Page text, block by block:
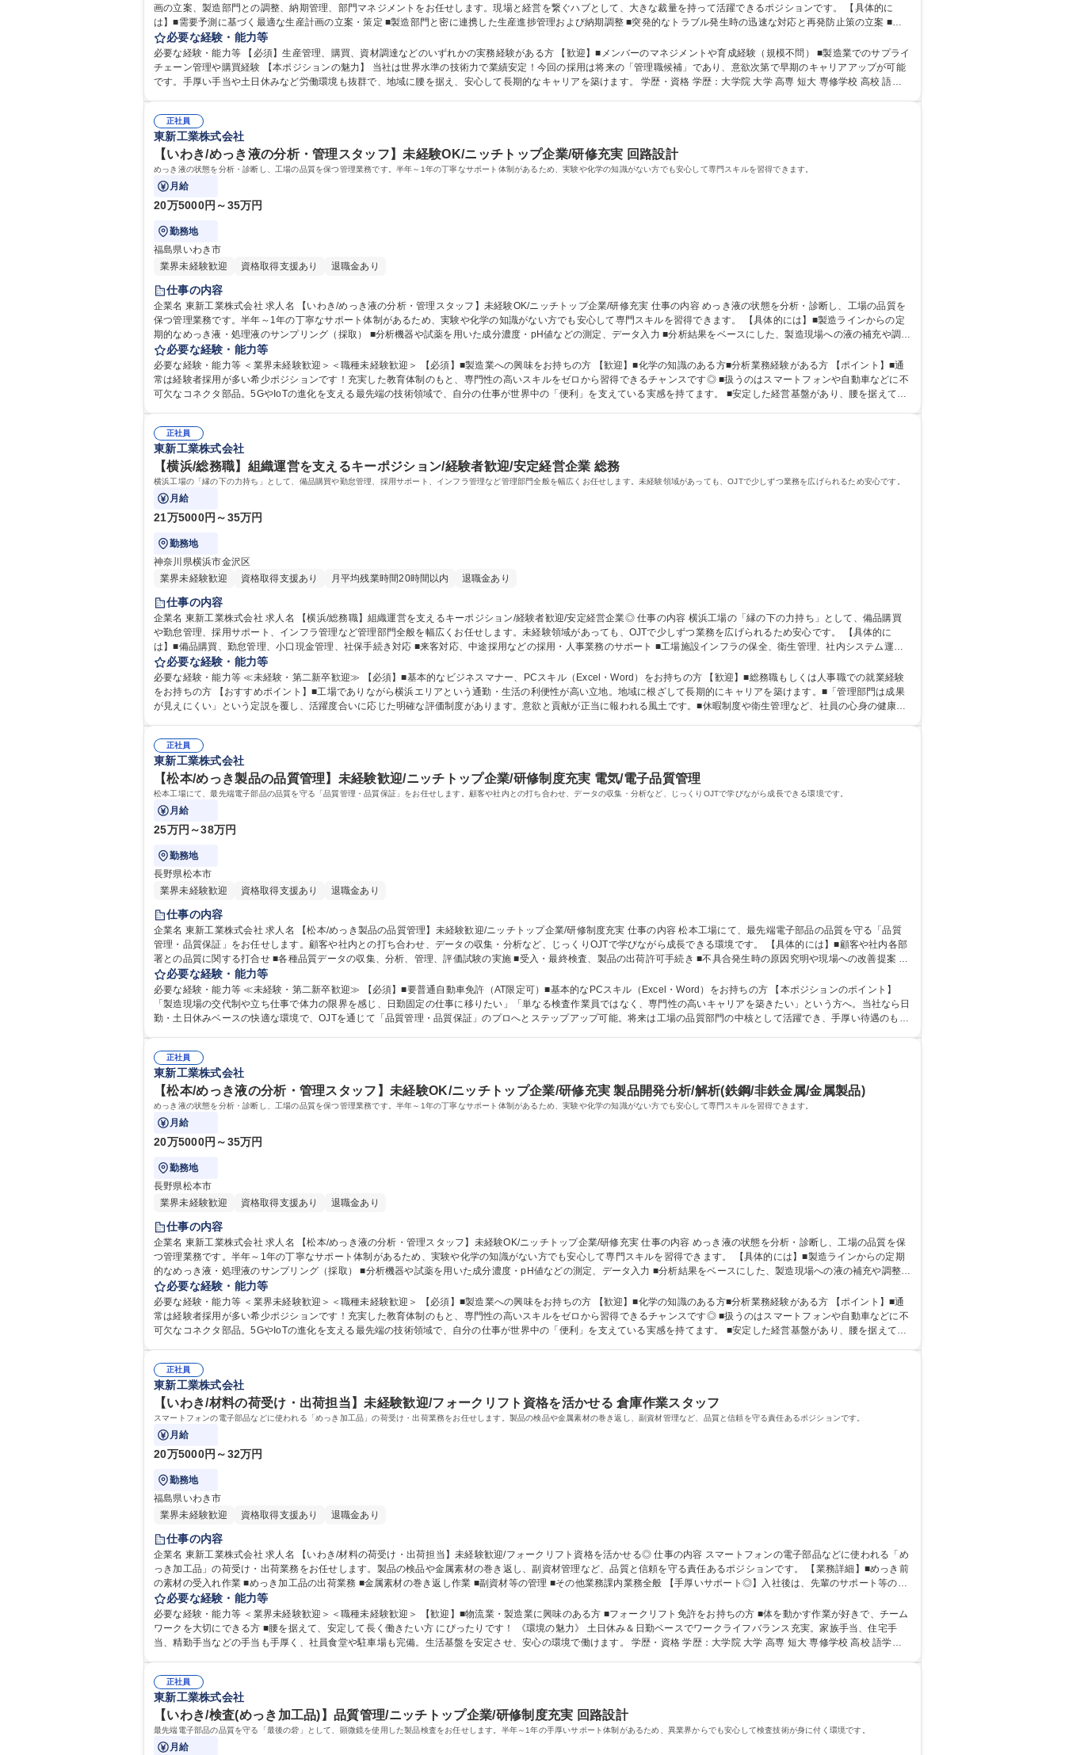
画の立案、製造部門との調整、納期管理、部門マネジメントをお任せします。現場と経営を繋ぐハブとして、大きな裁量を持って活躍できるポジションです。 【具体的に
は】■需要予測に基づく最適な生産計画の立案・策定 ■製造部門と密に連携した生産進捗管理および納期調整 ■突発的なトラブル発生時の迅速な対応と再発防止策の立案 ■部
門メンバーの指導、育成、目標設定、評価などのマネジメント業務 など ※経営陣との距離が近く、現場の声を直接事業運営に反映させることができます。 ※ゆくゆくは、管
理職として組織を牽引していただくことを期待します。 募集職種 【松本/事務職（管理職候補）】生産管理事務／転勤無し／安定経営企業◎
必要な経験・能力等
必要な経験・能力等 【必須】生産管理、購買、資材調達などのいずれかの実務経験がある方 【歓迎】■メンバーのマネジメントや育成経験（規模不問） ■製造業でのサプライ
チェーン管理や購買経験 【本ポジションの魅力】 当社は世界水準の技術力で業績安定！今回の採用は将来の「管理職候補」であり、意欲次第で早期のキャリアアップが可能
です。手厚い手当や土日休みなど労働環境も抜群で、地域に腰を据え、安心して長期的なキャリアを築けます。 学歴・資格 学歴：大学院 大学 高専 短大 専修学校 高校 語学
正社員
東新工業株式会社
【いわき/めっき液の分析・管理スタッフ】未経験OK/ニッチトップ企業/研修充実 回路設計
めっき液の状態を分析・診断し、工場の品質を保つ管理業務です。半年～1年の丁寧なサポート体制があるため、実験や化学の知識がない方でも安心して専門スキルを習得できます。
月給
20万5000円～35万円
勤務地
福島県いわき市
業界未経験歓迎
資格取得支援あり 退職金あり
仕事の内容
企業名 東新工業株式会社 求人名 【いわき/めっき液の分析・管理スタッフ】未経験OK/ニッチトップ企業/研修充実 仕事の内容 めっき液の状態を分析・診断し、工場の品質を
保つ管理業務です。半年～1年の丁寧なサポート体制があるため、実験や化学の知識がない方でも安心して専門スキルを習得できます。 【具体的には】■製造ラインからの定
期的なめっき液・処理液のサンプリング（採取） ■分析機器や試薬を用いた成分濃度・pH値などの測定、データ入力 ■分析結果をベースにした、製造現場への液の補充や調整
に関する調整連絡 ■新しいめっき液の導入テスト、液の寿命を延ばすための改善活動 ※日勤のみ＆残業少なめ。冷暖房完備の快適なラボ（試験室）でのコツコツとした作業
が中心です。 募集職種 【いわき/めっき液の分析・管理スタッフ】未経験OK/ニッチトップ企業/研修充実
必要な経験・能力等
必要な経験・能力等 ＜業界未経験歓迎＞＜職種未経験歓迎＞ 【必須】■製造業への興味をお持ちの方 【歓迎】■化学の知識のある方■分析業務経験がある方 【ポイント】■通
常は経験者採用が多い希少ポジションです！充実した教育体制のもと、専門性の高いスキルをゼロから習得できるチャンスです◎ ■扱うのはスマートフォンや自動車などに不
可欠なコネクタ部品。5GやIoTの進化を支える最先端の技術領域で、自分の仕事が世界中の「便利」を支えている実感を持てます。 ■安定した経営基盤があり、腰を据えて働
正社員
東新工業株式会社
【横浜/総務職】組織運営を支えるキーポジション/経験者歓迎/安定経営企業 総務
横浜工場の「縁の下の力持ち」として、備品購買や勤怠管理、採用サポート、インフラ管理など管理部門全般を幅広くお任せします。未経験領域があっても、OJTで少しずつ業務を広げられるため安心です。
月給
21万5000円～35万円
勤務地
神奈川県横浜市金沢区
業界未経験歓迎
資格取得支援あり 月平均残業時間20時間以内 退職金あり
仕事の内容
企業名 東新工業株式会社 求人名 【横浜/総務職】組織運営を支えるキーポジション/経験者歓迎/安定経営企業◎ 仕事の内容 横浜工場の「縁の下の力持ち」として、備品購買
や勤怠管理、採用サポート、インフラ管理など管理部門全般を幅広くお任せします。未経験領域があっても、OJTで少しずつ業務を広げられるため安心です。 【具体的に
は】■備品購買、勤怠管理、小口現金管理、社保手続き対応 ■来客対応、中途採用などの採用・人事業務のサポート ■工場施設インフラの保全、衛生管理、社内システム運用
保守 ※総務・人事・施設管理と多岐にわたるスキルを段階的に習得。将来は工場の管理部門を牽引するリーダーへと成長を期待します。できる限り業務をチームで分担し、
円滑に進めます。 募集職種 【横浜/総務職】組織運営を支えるキーポジション/経験者歓迎/安定経営企業◎
必要な経験・能力等
必要な経験・能力等 ≪未経験・第二新卒歓迎≫ 【必須】■基本的なビジネスマナー、PCスキル（Excel・Word）をお持ちの方 【歓迎】■総務職もしくは人事職での就業経験
をお持ちの方 【おすすめポイント】■工場でありながら横浜エリアという通勤・生活の利便性が高い立地。地域に根ざして長期的にキャリアを築けます。■「管理部門は成果
が見えにくい」という定説を覆し、活躍度合いに応じた明確な評価制度があります。意欲と貢献が正当に報われる風土です。■休暇制度や衛生管理など、社員の心身の健康を
正社員
東新工業株式会社
【松本/めっき製品の品質管理】未経験歓迎/ニッチトップ企業/研修制度充実 電気/電子品質管理
松本工場にて、最先端電子部品の品質を守る「品質管理・品質保証」をお任せします。顧客や社内との打ち合わせ、データの収集・分析など、じっくりOJTで学びながら成長できる環境です。
月給
25万円～38万円
勤務地
長野県松本市
業界未経験歓迎
資格取得支援あり 退職金あり
仕事の内容
企業名 東新工業株式会社 求人名 【松本/めっき製品の品質管理】未経験歓迎/ニッチトップ企業/研修制度充実 仕事の内容 松本工場にて、最先端電子部品の品質を守る「品質
管理・品質保証」をお任せします。顧客や社内との打ち合わせ、データの収集・分析など、じっくりOJTで学びながら成長できる環境です。 【具体的には】■顧客や社内各部
署との品質に関する打合せ ■各種品質データの収集、分析、管理、評価試験の実施 ■受入・最終検査、製品の出荷許可手続き ■不具合発生時の原因究明や現場への改善提案 ※
まずは先輩のアシスタントからスタート。半年～1年かけてじっくり業務の流れを学ぶ研修制度があるため、未経験からでも専門性の高い品質管理のスキルを習得できます。
募集職種 【松本/めっき製品の品質管理】未経験歓迎/ニッチトップ企業/研修制度充実
必要な経験・能力等
必要な経験・能力等 ≪未経験・第二新卒歓迎≫ 【必須】■要普通自動車免許（AT限定可）■基本的なPCスキル（Excel・Word）をお持ちの方 【本ポジションのポイント】
「製造現場の交代制や立ち仕事で体力の限界を感じ、日勤固定の仕事に移りたい」「単なる検査作業員ではなく、専門性の高いキャリアを築きたい」という方へ。当社なら日
勤・土日休みベースの快適な環境で、OJTを通じて「品質管理・品質保証」のプロへとステップアップ可能。将来は工場の品質部門の中核として活躍でき、手厚い待遇のもと
正社員
東新工業株式会社
【松本/めっき液の分析・管理スタッフ】未経験OK/ニッチトップ企業/研修充実 製品開発分析/解析(鉄鋼/非鉄金属/金属製品)
めっき液の状態を分析・診断し、工場の品質を保つ管理業務です。半年～1年の丁寧なサポート体制があるため、実験や化学の知識がない方でも安心して専門スキルを習得できます。
月給
20万5000円～35万円
勤務地
長野県松本市
業界未経験歓迎
資格取得支援あり 退職金あり
仕事の内容
企業名 東新工業株式会社 求人名 【松本/めっき液の分析・管理スタッフ】未経験OK/ニッチトップ企業/研修充実 仕事の内容 めっき液の状態を分析・診断し、工場の品質を保
つ管理業務です。半年～1年の丁寧なサポート体制があるため、実験や化学の知識がない方でも安心して専門スキルを習得できます。 【具体的には】■製造ラインからの定期
的なめっき液・処理液のサンプリング（採取） ■分析機器や試薬を用いた成分濃度・pH値などの測定、データ入力 ■分析結果をベースにした、製造現場への液の補充や調整に
関する調整連絡 ■新しいめっき液の導入テスト、液の寿命を延ばすための改善活動 ※日勤のみ＆残業少なめ。冷暖房完備の快適なラボ（試験室）でのコツコツとした作業が
中心です。 募集職種 【松本/めっき液の分析・管理スタッフ】未経験OK/ニッチトップ企業/研修充実
必要な経験・能力等
必要な経験・能力等 ＜業界未経験歓迎＞＜職種未経験歓迎＞ 【必須】■製造業への興味をお持ちの方 【歓迎】■化学の知識のある方■分析業務経験がある方 【ポイント】■通
常は経験者採用が多い希少ポジションです！充実した教育体制のもと、専門性の高いスキルをゼロから習得できるチャンスです◎ ■扱うのはスマートフォンや自動車などに不
可欠なコネクタ部品。5GやIoTの進化を支える最先端の技術領域で、自分の仕事が世界中の「便利」を支えている実感を持てます。 ■安定した経営基盤があり、腰を据えて働
正社員
東新工業株式会社
【いわき/材料の荷受け・出荷担当】未経験歓迎/フォークリフト資格を活かせる 倉庫作業スタッフ
スマートフォンの電子部品などに使われる「めっき加工品」の荷受け・出荷業務をお任せします。製品の検品や金属素材の巻き返し、副資材管理など、品質と信頼を守る責任あるポジションです。
月給
20万5000円～32万円
勤務地
福島県いわき市
業界未経験歓迎
資格取得支援あり 退職金あり
仕事の内容
企業名 東新工業株式会社 求人名 【いわき/材料の荷受け・出荷担当】未経験歓迎/フォークリフト資格を活かせる◎ 仕事の内容 スマートフォンの電子部品などに使われる「め
っき加工品」の荷受け・出荷業務をお任せします。製品の検品や金属素材の巻き返し、副資材管理など、品質と信頼を守る責任あるポジションです。 【業務詳細】■めっき前
の素材の受入れ作業 ■めっき加工品の出荷業務 ■金属素材の巻き返し作業 ■副資材等の管理 ■その他業務課内業務全般 【手厚いサポート◎】入社後は、先輩のサポート等のOJ
T業務からスタートしますのでご安心ください（半年～1年）！未経験入社の社員が多いため、質問しやすい風土です。確かなスキルを持つ優秀な先輩が集まったチーム制
で、連携を取りながら業務を行っています。 募集職種 【いわき/材料の荷受け・出荷担当】未経験歓迎/フォークリフト資格を活かせる◎
必要な経験・能力等
必要な経験・能力等 ＜業界未経験歓迎＞＜職種未経験歓迎＞ 【歓迎】■物流業・製造業に興味のある方 ■フォークリフト免許をお持ちの方 ■体を動かす作業が好きで、チーム
ワークを大切にできる方 ■腰を据えて、安定して長く働きたい方 にぴったりです！ 《環境の魅力》 土日休み＆日勤ベースでワークライフバランス充実。家族手当、住宅手
当、精勤手当などの手当も手厚く、社員食堂や駐車場も完備。生活基盤を安定させ、安心の環境で働けます。 学歴・資格 学歴：大学院 大学 高専 短大 専修学校 高校 語学
正社員
東新工業株式会社
【いわき/検査(めっき加工品)】品質管理/ニッチトップ企業/研修制度充実 回路設計
最先端電子部品の品質を守る「最後の砦」として、顕微鏡を使用した製品検査をお任せします。半年～1年の手厚いサポート体制があるため、異業界からでも安心して検査技術が身に付く環境です。
月給